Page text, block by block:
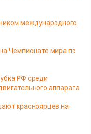
международного
Чемпионате мира по
РФ среди
аппарата
красноярцев на